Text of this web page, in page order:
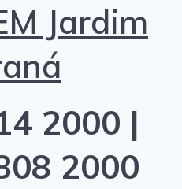
Jardim
2000 |
2000